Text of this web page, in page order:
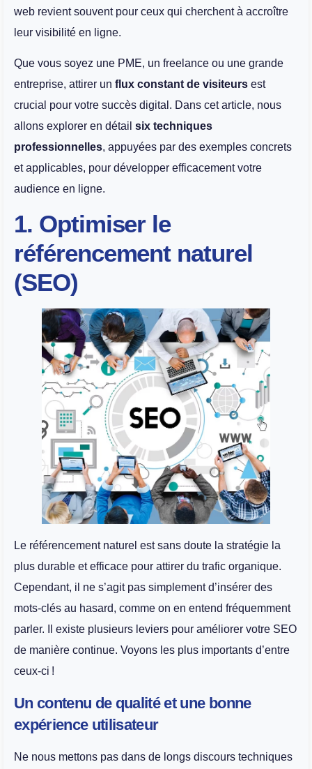
web revient souvent pour ceux qui cherchent à accroître
leur visibilité en ligne.
Que vous soyez une PME, un freelance ou une grande
entreprise, attirer un flux constant de visiteurs est
crucial pour votre succès digital. Dans cet article, nous
allons explorer en détail six techniques
professionnelles, appuyées par des exemples concrets
et applicables, pour développer efficacement votre
audience en ligne.
1. Optimiser le
référencement naturel
(SEO)
Le référencement naturel est sans doute la stratégie la
plus durable et efficace pour attirer du trafic organique.
Cependant, il ne s’agit pas simplement d’insérer des
mots-clés au hasard, comme on en entend fréquemment
parler. Il existe plusieurs leviers pour améliorer votre SEO
de manière continue. Voyons les plus importants d’entre
ceux-ci !
Un contenu de qualité et une bonne
expérience utilisateur
Ne nous mettons pas dans de longs discours techniques